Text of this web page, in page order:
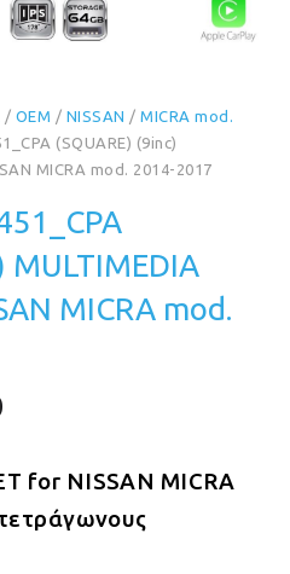
/ OEM / NISSAN /MICRA mod.
(SQUARE) (9inc)
MICRA mod. 2014-2017
MULTIMEDIA
MICRA mod.
τιμή
είναι:
for NISSAN MICRA